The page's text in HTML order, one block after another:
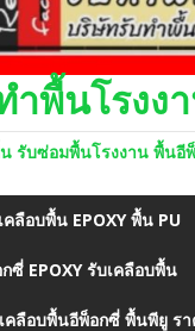
ำพื้นโรงง
รับซ่อมพื้นโรงงาน พื้นอี
คลือบพื้น EPOXY พื้น PU
ซี่ EPOXY รับเคลือบพื้น
คลือบพื้นอีพ็อกซี่ พื้นพียู รา